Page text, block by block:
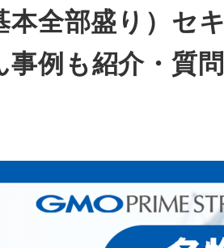
全部盛り）セ
例も紹介・質